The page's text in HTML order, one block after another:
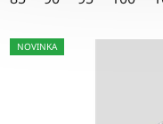
NOVINKA